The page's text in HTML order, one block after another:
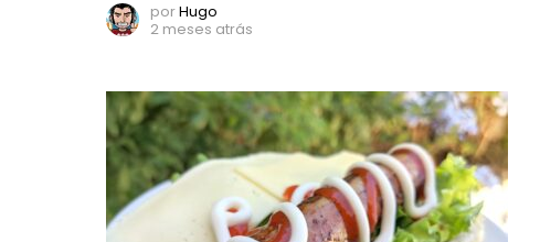
porHugo
2 meses atrás